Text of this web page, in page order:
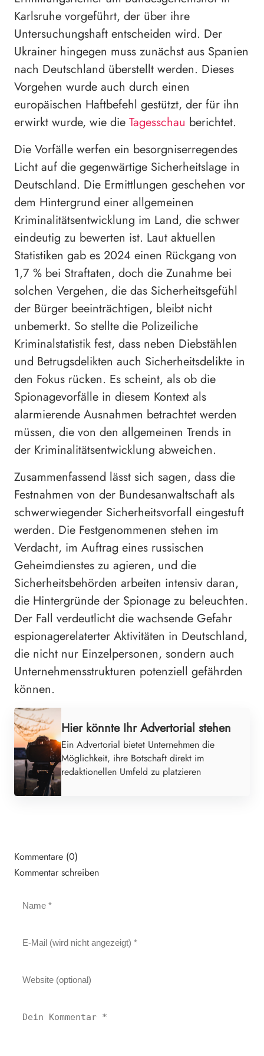
Karlsruhe vorgeführt, der über ihre
Untersuchungshaft entscheiden wird. Der
Ukrainer hingegen muss zunächst aus Spanien
nach Deutschland überstellt werden. Dieses
Vorgehen wurde auch durch einen
europäischen Haftbefehl gestützt, der für ihn
erwirkt wurde, wie die Tagesschau berichtet.
Die Vorfälle werfen ein besorgniserregendes
Licht auf die gegenwärtige Sicherheitslage in
Deutschland. Die Ermittlungen geschehen vor
dem Hintergrund einer allgemeinen
Kriminalitätsentwicklung im Land, die schwer
eindeutig zu bewerten ist. Laut aktuellen
Statistiken gab es 2024 einen Rückgang von
1,7 % bei Straftaten, doch die Zunahme bei
solchen Vergehen, die das Sicherheitsgefühl
der Bürger beeinträchtigen, bleibt nicht
unbemerkt. So stellte die Polizeiliche
Kriminalstatistik fest, dass neben Diebstählen
und Betrugsdelikten auch Sicherheitsdelikte in
den Fokus rücken. Es scheint, als ob die
Spionagevorfälle in diesem Kontext als
alarmierende Ausnahmen betrachtet werden
müssen, die von den allgemeinen Trends in
der Kriminalitätsentwicklung abweichen.
Zusammenfassend lässt sich sagen, dass die
Festnahmen von der Bundesanwaltschaft als
schwerwiegender Sicherheitsvorfall eingestuft
werden. Die Festgenommenen stehen im
Verdacht, im Auftrag eines russischen
Geheimdienstes zu agieren, und die
Sicherheitsbehörden arbeiten intensiv daran,
die Hintergründe der Spionage zu beleuchten.
Der Fall verdeutlicht die wachsende Gefahr
espionagerelaterter Aktivitäten in Deutschland,
die nicht nur Einzelpersonen, sondern auch
Unternehmensstrukturen potenziell gefährden
können.
Hier könnte Ihr Advertorial stehen
Ein Advertorial bietet Unternehmen die
Möglichkeit, ihre Botschaft direkt im
redaktionellen Umfeld zu platzieren
Kommentare (0)
Kommentar schreiben